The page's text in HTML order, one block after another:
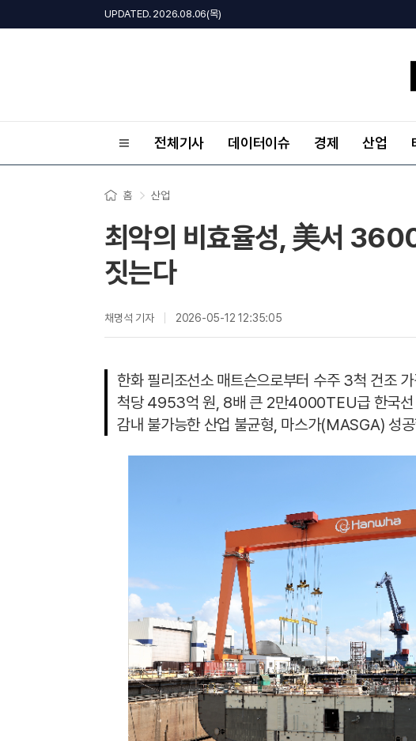
UPDATED. 2026.08.06(목)
전체기사 데이터이슈 경제 산업
홈 산업
최악의 비효율성, 美서
짓는다
채명석 기자 2026-05-12 12:35:05
한화 필리조선소 매트슨으로부터 수주 3척 건조
척당 4953억 원, 8배 큰 2만4000TEU급 한국선
감내 불가능한 산업 불균형, 마스가(MASGA) 성